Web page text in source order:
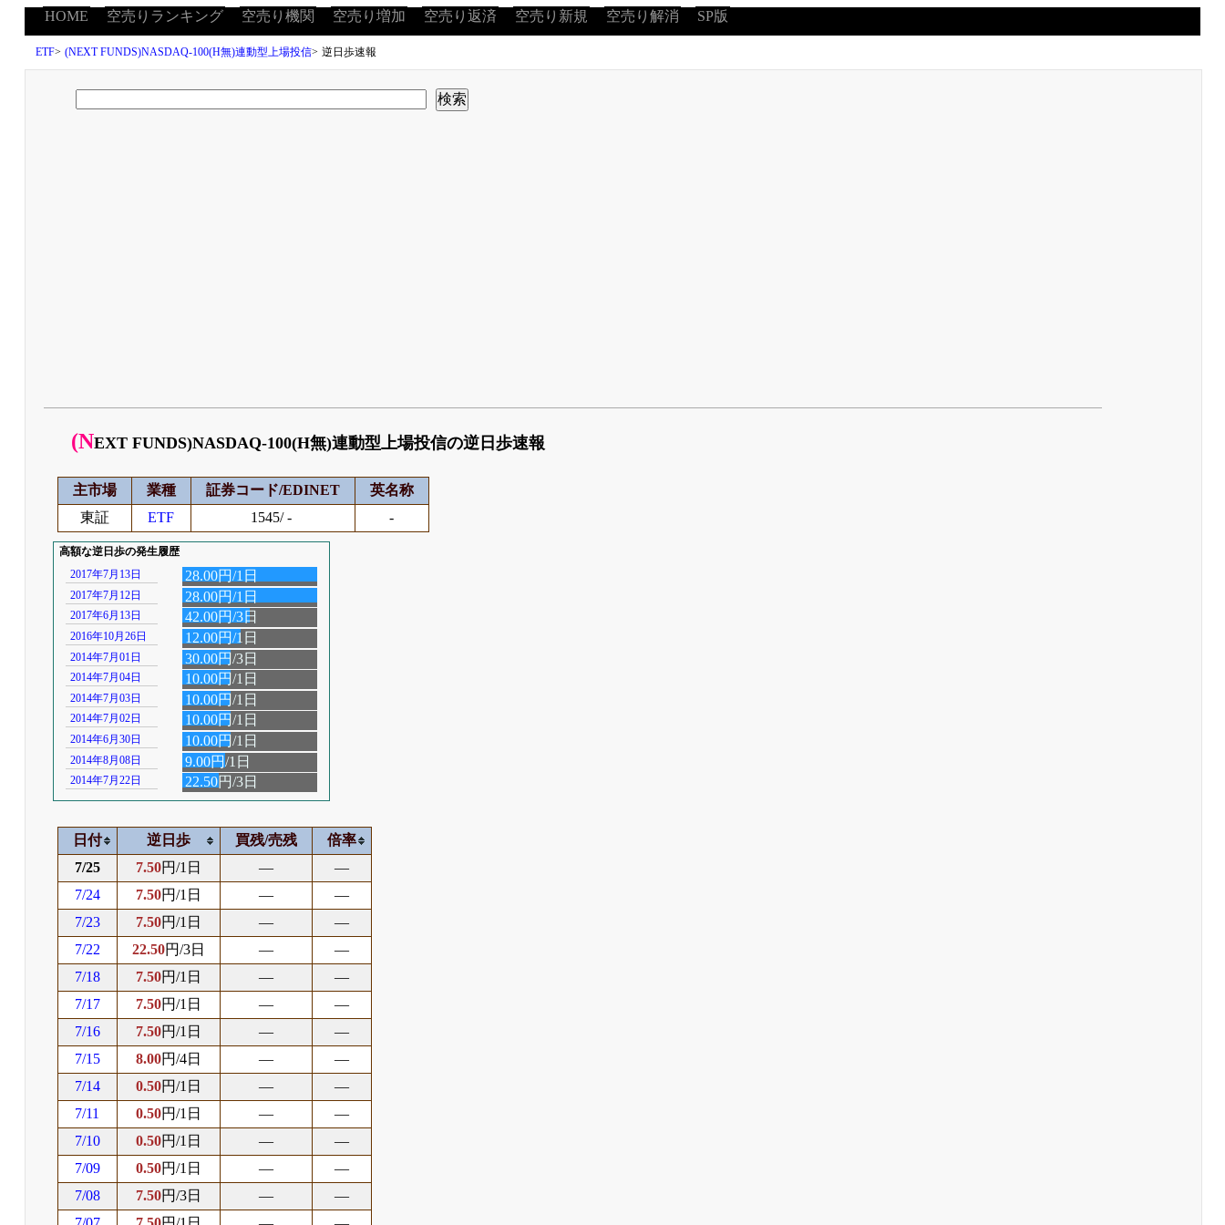
HOME 空売りランキング 空売り機関 空売り増加 空売り返済 空売り新規 空売り解消 SP版
ETF> (NEXT FUNDS)NASDAQ-100(H無)連動型上場投信> 逆日歩速報
(NEXT FUNDS)NASDAQ-100(H無)連動型上場投信の逆日歩速報
主市場 業種 証券コード/EDINET
英名称
東証
ETF 1545/ - -
高額な逆日歩の発生履歴
2017年7月13日
28.00円/1日
2017年7月12日 28.00円/1日
2017年6月13日 42.00円/3日
2016年10月26日 12.00円/1日
2014年7月01日 30.00円/3日
2014年7月04日 10.00円/1日
2014年7月03日 10.00円/1日
2014年7月02日 10.00円/1日
2014年6月30日 10.00円/1日
2014年8月08日 9.00円/1日
2014年7月22日 22.50円/3日
日付 逆日歩 買残/売残
倍率
7/25
7.50円/1日 ―
―
7/24
7.50円/1日 ―
―
7/23
7.50円/1日 ―
―
7/22
22.50円/3日 ―
―
7/18
7.50円/1日 ―
―
7/17
7.50円/1日 ―
―
7/16
7.50円/1日 ―
―
7/15
8.00円/4日 ―
―
7/14
0.50円/1日 ―
―
7/11
0.50円/1日 ―
―
7/10
0.50円/1日 ―
―
7/09
0.50円/1日 ―
―
7/08
7.50円/3日 ―
―